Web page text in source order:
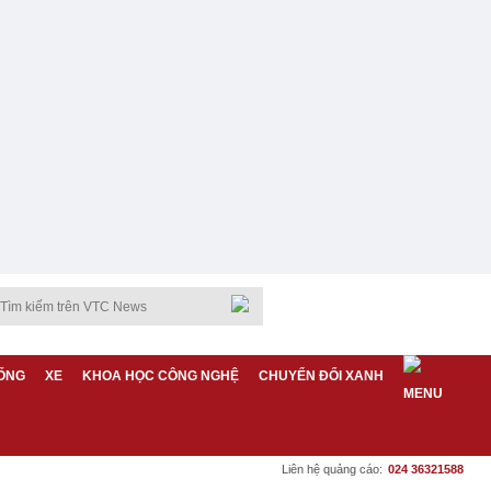
XE KHOA HỌC CÔNG NGHỆ CHUYỂN ĐỔI XANH
Liên hệ quảng cáo: 024 36321588